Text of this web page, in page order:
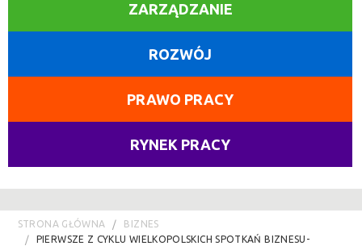
ZARZĄDZANIE
ROZWÓJ
PRAWO PRACY
RYNEK PRACY
STRONA GŁÓWNA
BIZNES
PIERWSZE Z CYKLU WIELKOPOLSKICH SPOTKAŃ BIZNESU-